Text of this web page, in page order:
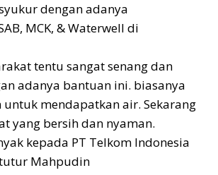
dengan adanya
MCK, & Waterwell di
tentu sangat senang dan
adanya bantuan ini. biasanya
mendapatkan air. Sekarang
yang bersih dan nyaman.
kepada PT Telkom Indonesia
tutur Mahpudin